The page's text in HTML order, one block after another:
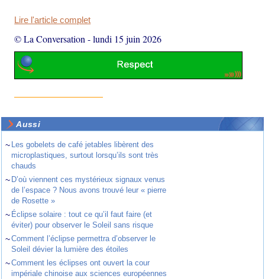
Lire l'article complet
© La Conversation -lundi 15 juin 2026
Aussi
~ Les gobelets de café jetables libèrent des
microplastiques, surtout lorsqu’ils sont très
chauds
~ D’où viennent ces mystérieux signaux venus
de l’espace ? Nous avons trouvé leur « pierre
de Rosette »
~ Éclipse solaire : tout ce qu’il faut faire (et
éviter) pour observer le Soleil sans risque
~Comment l’éclipse permettra d’observer le
Soleil dévier la lumière des étoiles
~Comment les éclipses ont ouvert la cour
impériale chinoise aux sciences européennes